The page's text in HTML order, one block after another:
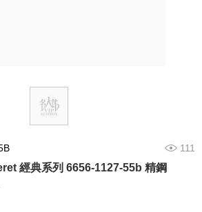
111
經典系列 6656-1127-55b 精鋼